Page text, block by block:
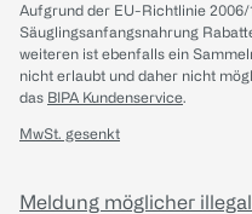
Aufgrund der EU-Richtlinie 2006/
Säuglingsanfangsnahrung
weiteren ist ebenfalls ein
nicht erlaubt und daher nicht
das BIPA Kundenservice.
MwSt. gesenkt
Meldung möglicher